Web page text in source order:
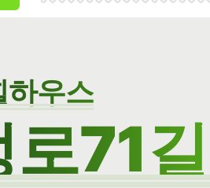
하우스
로71